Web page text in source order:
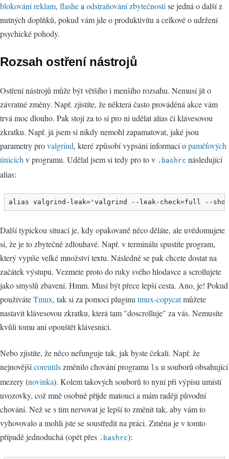
blokování reklam, flashea odstraňování zbytečnostíse jedná o další z
nutných doplňků, pokud vám jde o produktivitu a celkově o udržení
psychické pohody.
Rozsah ostření nástrojů
Ostření nástrojů může být většího i menšího rozsahu. Nemusí jít o
závratné změny. Např. zjistíte, že některá často prováděná akce vám
trvá moc dlouho. Pak stojí za to si pro ni udělat alias či klávesovou
zkratku. Např. já jsem si nikdy nemohl zapamatovat, jaké jsou
parametry provalgrind, které způsobí vypsání informací opaměťových
únicích v programu. Udělal jsem si tedy pro to v .bashrc následující
alias:
alias valgrind-leak='valgrind --leak-check=full --
Další typickou situací je, kdy opakovaně něco děláte, ale uvědomujete
si, že je to zbytečně zdlouhavé. Např. v terminálu spustíte program,
který vypíše velké množství textu. Následně se pak chcete dostat na
začátek výstupu. Vezmete proto do ruky svého hlodavce a scrollujete
jako smyslů zbavení. Hmm. Musí být přece lepší cesta. Ano, je! Pokud
používáteTmux, tak si za pomoci pluginu tmux-copycatmůžete
nastavit klávesovou zkratku, která tam "doscrolluje" za vás. Nemusíte
kvůli tomu ani opouštět klávesnici.
Nebo zjistíte, že něco nefunguje tak, jak byste čekali. Např. že
nejnovějšícoreutilszměnilo chování programu ls u souborů obsahující
mezery (novinka). Kolem takových souborů to nyní při výpisu umístí
uvozovky, což mně osobně přijde matoucí a mám raději původní
chování. Než se s tím nervovat je lepší to změnit tak, aby vám to
vyhovovalo a mohli jste se soustředit na práci. Změna je v tomto
případě jednoduchá (opět přes .bashrc):